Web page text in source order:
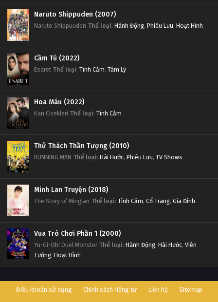
Naruto Shippuden (2007)
Naruto Shippuuden Thể loại: Hành Động, Phiêu Lưu, Hoạt Hình
Cầm Tù (2022)
Esaret Thể loại: Tình Cảm, Tâm Lý
Hoa Máu (2022)
Kan Cicekleri Thể loại: Tình Cảm
Thử Thách Thần Tượng (2010)
RUNNING MAN Thể loại: Hài Hước, Phiêu Lưu, TV Shows
Minh Lan Truyện (2018)
The Story of Minglan Thể loại: Tình Cảm, Cổ Trang, Gia Đình
Vua Trò Chơi Phần 1 (2000)
Yu-Gi-Oh! Duel Monster Thể loại: Hành Động, Hài Hước, Viễn
Tưởng, Hoạt Hình
Điều khoản sử dụng Chính sách riêng tư Liên hệ Sitemap